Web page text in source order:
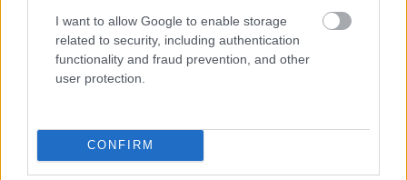
I want to allow Google to enable storage
related to security, including authentication
functionality and fraud prevention, and other
user protection.
CONFIRM
a aby sa jednoducho mohol meniť charakter celého
interiéru, napr. navodiť určitú náladu. Rekonštrukcia, ktorú
Peter Theisz navrhol, je nadčasová. Obrovskou devízou je
Článok bol uverejnený v časopiseMôj dom